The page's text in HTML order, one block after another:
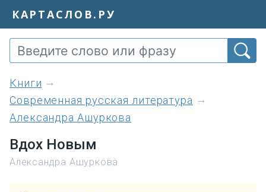
КАРТАСЛОВ.РУ
книги
Современная русская литература
Александра Ашуркова
Вдох Новым
Александра Ашуркова